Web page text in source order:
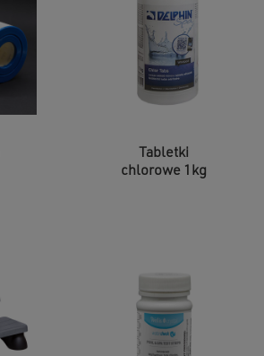
Tabletki
chlorowe 1kg